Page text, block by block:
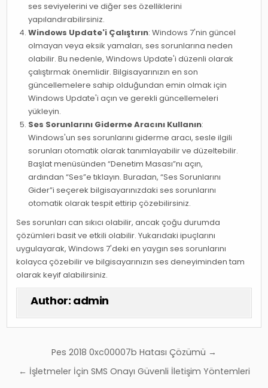
ses seviyelerini ve diğer ses özelliklerini
yapılandırabilirsiniz.
Windows Update'i Çalıştırın: Windows 7'nin güncel
olmayan veya eksik yamaları, ses sorunlarına neden
olabilir. Bu nedenle, Windows Update'i düzenli olarak
çalıştırmak önemlidir. Bilgisayarınızın en son
güncellemelere sahip olduğundan emin olmak için
Windows Update'i açın ve gerekli güncellemeleri
yükleyin.
Ses Sorunlarını Giderme Aracını Kullanın:
Windows'un ses sorunlarını giderme aracı, sesle ilgili
sorunları otomatik olarak tanımlayabilir ve düzeltebilir.
Başlat menüsünden “Denetim Masası”nı açın,
ardından “Ses”e tıklayın. Buradan, “Ses Sorunlarını
Gider”i seçerek bilgisayarınızdaki ses sorunlarını
otomatik olarak tespit ettirip çözebilirsiniz.
Ses sorunları can sıkıcı olabilir, ancak çoğu durumda
çözümleri basit ve etkili olabilir. Yukarıdaki ipuçlarını
uygulayarak, Windows 7'deki en yaygın ses sorunlarını
kolayca çözebilir ve bilgisayarınızın ses deneyiminden tam
olarak keyif alabilirsiniz.
Author: admin
gezinmesi
Pes 2018 0xc00007b Hatası Çözümü →
← İşletmeler İçin SMS Onayı Güvenli İletişim Yöntemleri